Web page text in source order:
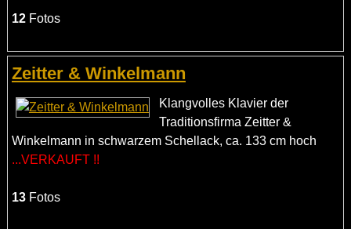
12Fotos
Zeitter & Winkelmann
Klangvolles Klavier der
Traditionsfirma Zeitter &
Winkelmann in schwarzem Schellack, ca. 133 cm hoch
...VERKAUFT !!
13Fotos